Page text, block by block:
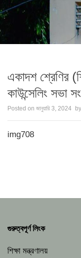
একাদশ শ্রেণির
কাউন্সেলিং সভা
Posted on জানুয়ারি 3, 2024 by
img708
গুরুত্বপূর্ণ লিংক
শিক্ষা মন্ত্রণালয়